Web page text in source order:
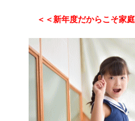
＜＜新年度だからこそ家